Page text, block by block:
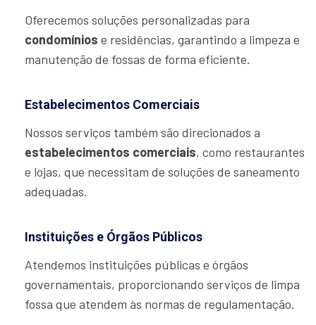
Oferecemos soluções personalizadas para
condomínios e residências, garantindo a limpeza e
manutenção de fossas de forma eficiente.
Estabelecimentos Comerciais
Nossos serviços também são direcionados a
estabelecimentos comerciais, como restaurantes
e lojas, que necessitam de soluções de saneamento
adequadas.
Instituições e Órgãos Públicos
Atendemos instituições públicas e órgãos
governamentais, proporcionando serviços de limpa
fossa que atendem às normas de regulamentação.